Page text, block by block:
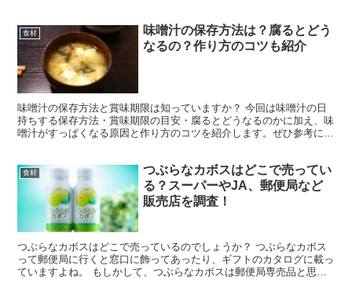
食材
味噌汁の保存方法は？腐るとどう
なるの？作り方のコツも紹介
味噌汁の保存方法と賞味期限は知っていますか？ 今回は味噌汁の日
持ちする保存方法・賞味期限の目安・腐るとどうなるのかに加え、味
噌汁がすっぱくなる原因と作り方のコツを紹介します。ぜひ参考にし
食材
つぶらなカボスはどこで売ってい
る？スーパーやJA、郵便局など
販売店を調査！
つぶらなカボスはどこで売っているのでしょうか？ つぶらなカボス
って郵便局に行くと窓口に飾ってあったり、ギフトのカタログに載っ
ていますよね。 もしかして、つぶらなカボスは郵便局専売品と思っ